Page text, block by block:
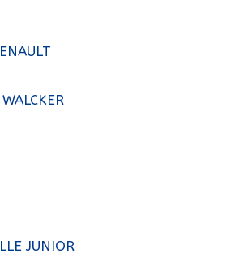
JUNIOR